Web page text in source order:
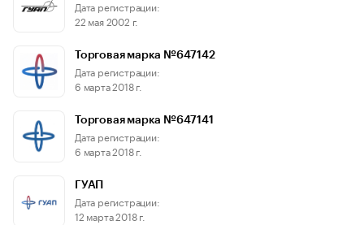
Дата регистрации:
22 мая 2002 г.
Торговая марка №647142
Дата регистрации:
6 марта 2018 г.
Торговая марка №647141
Дата регистрации:
6 марта 2018 г.
ГУАП
Дата регистрации:
12 марта 2018 г.